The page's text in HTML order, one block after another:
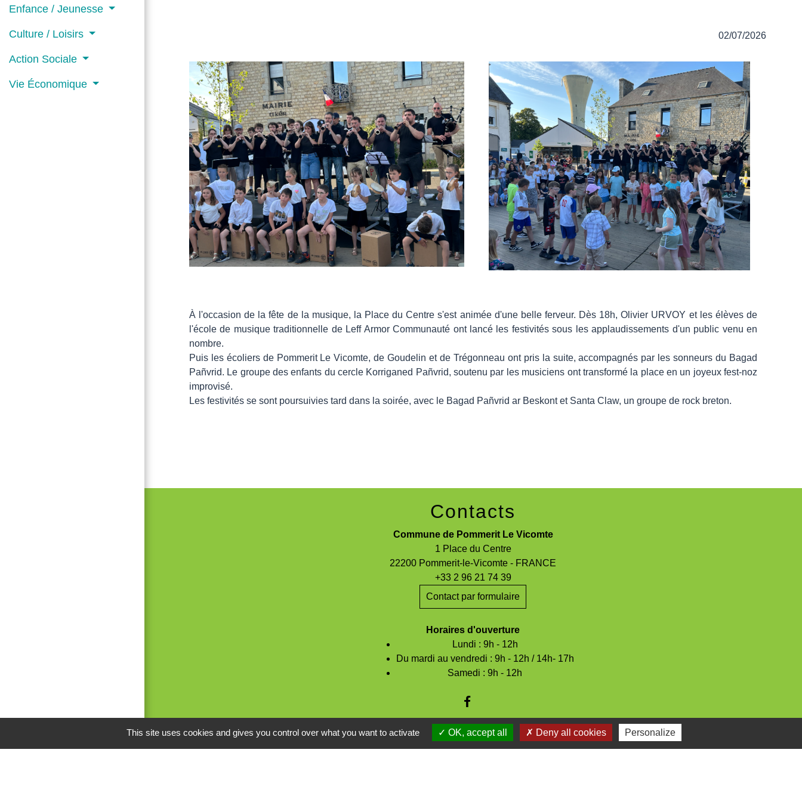
Enfance / Jeunesse
Culture / Loisirs
Action Sociale
Vie Économique
02/07/2026
À l'occasion de la fête de la musique, la Place du Centre s'est animée d'une belle ferveur. Dès 18h, Olivier URVOY et les élèves de
l'école de musique traditionnelle de Leff Armor Communauté ont lancé les festivités sous les applaudissements d'un public venu en
nombre.
Puis les écoliers de Pommerit Le Vicomte, de Goudelin et de Trégonneau ont pris la suite, accompagnés par les sonneurs du Bagad
Pañvrid. Le groupe des enfants du cercle Korriganed Pañvrid, soutenu par les musiciens ont transformé la place en un joyeux fest-noz
improvisé.
Les festivités se sont poursuivies tard dans la soirée, avec le Bagad Pañvrid ar Beskont et Santa Claw, un groupe de rock breton.
Contacts
Commune de Pommerit Le Vicomte
1 Place du Centre
22200 Pommerit-le-Vicomte - FRANCE
+33 2 96 21 74 39
Contact par formulaire
Horaires d'ouverture
Lundi : 9h - 12h
Du mardi au vendredi : 9h - 12h / 14h- 17h
Samedi : 9h - 12h
Espace Réservé
This site uses cookies and gives you control over what you want to activate OK, accept all Deny all cookies Personalize